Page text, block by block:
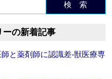
検 索
ーの新着記事
と薬剤師に認識差‐獣医療専